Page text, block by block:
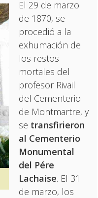
El 29 de marzo
de 1870, se
procedió a la
exhumación de
los restos
mortales del
profesor Rivail
del Cementerio
de Montmartre, y
se transfirieron
al Cementerio
Monumental
del Pére
Lachaise. El 31
de marzo, los